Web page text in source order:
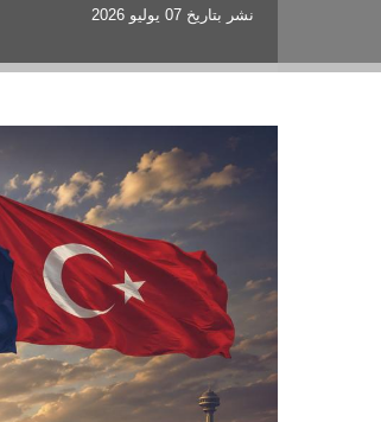
نشر بتاريخ 07 يوليو 2026